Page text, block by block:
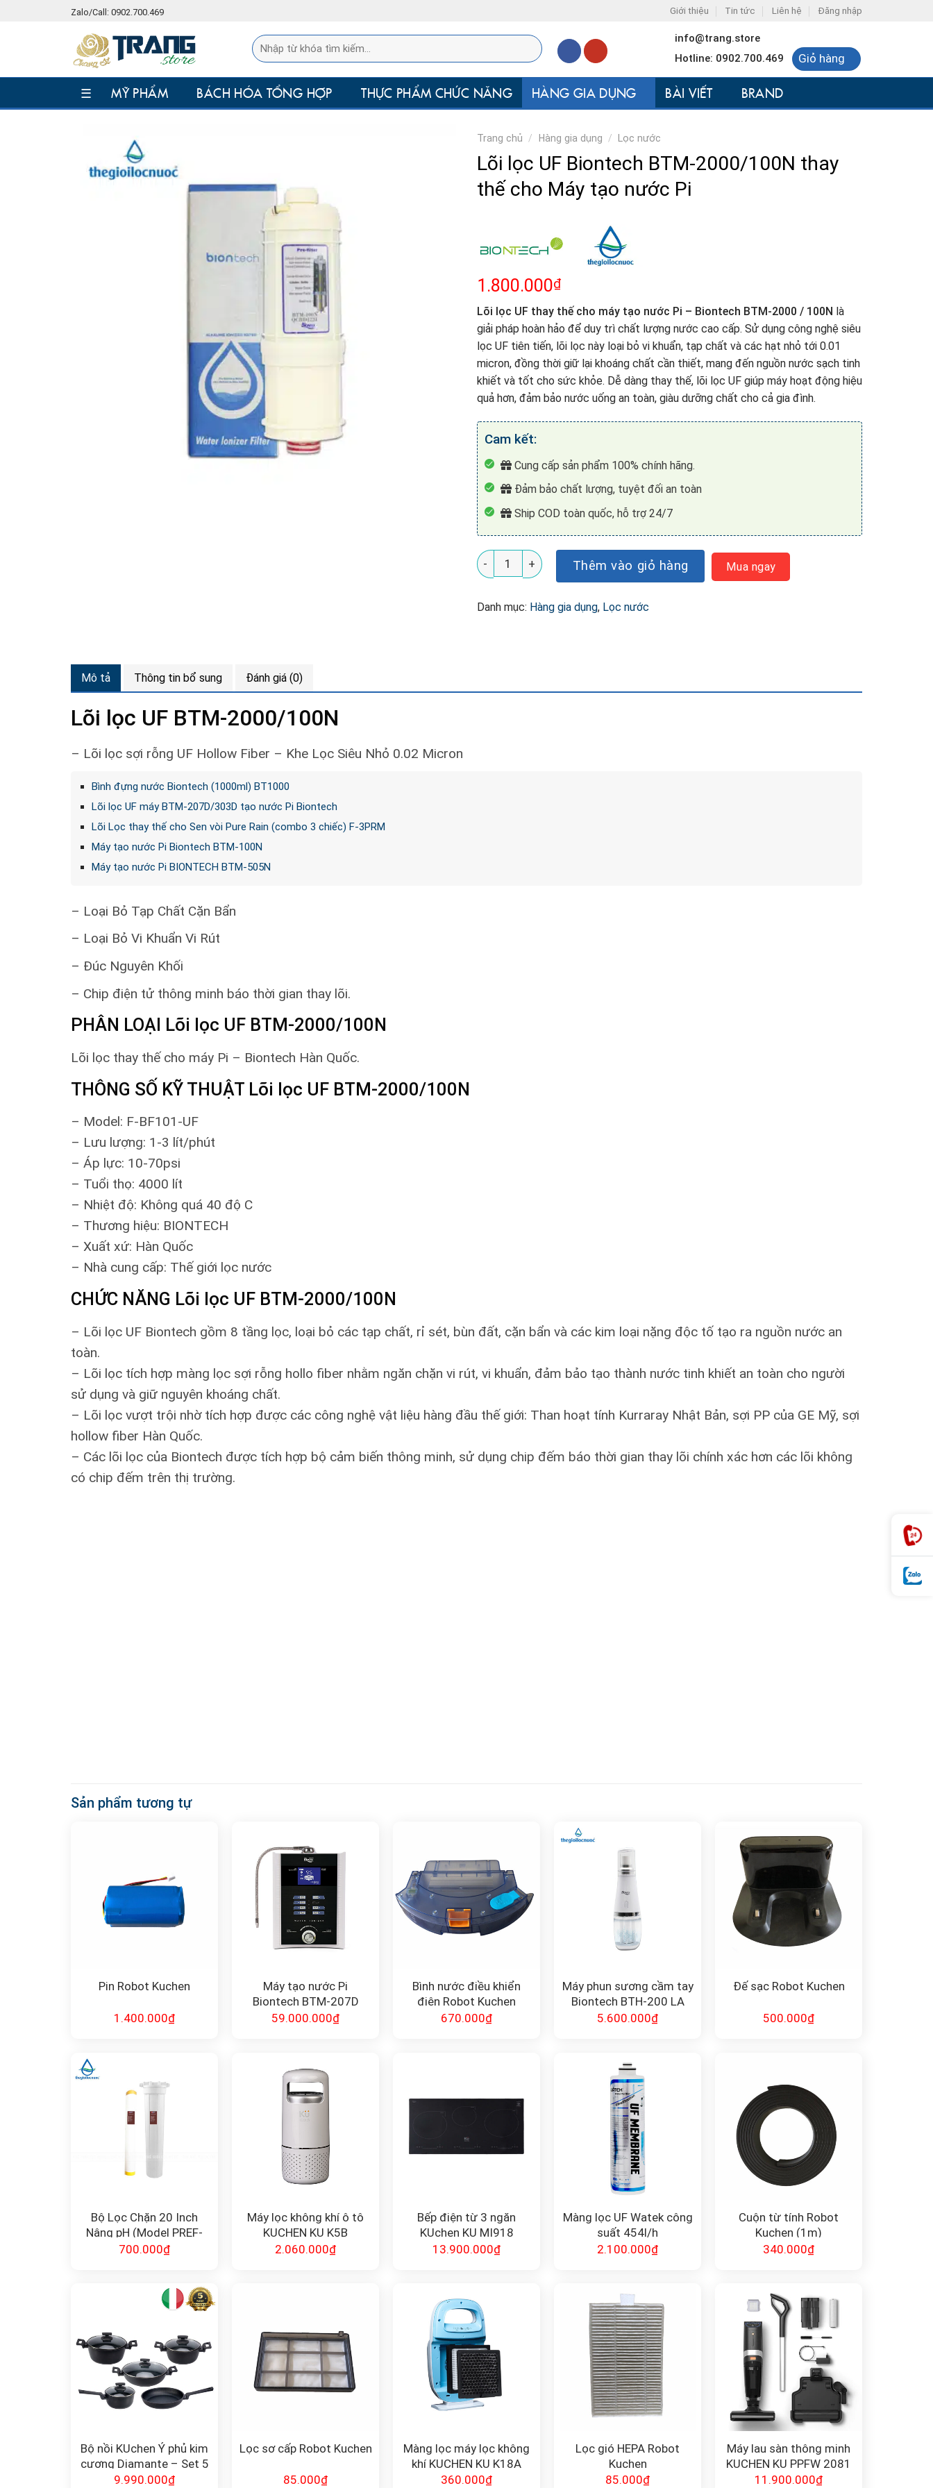
Zalo/Call: 0902.700.469 Giới thiệu Tin tức Liên hệ Đăng nhập
info@trang.store
Hotline: 0902.700.469
Giỏ hàng
☰ MỸ PHẨM BÁCH HÓA TỔNG HỢP THỰC PHẨM CHỨC NĂNG HÀNG GIA DỤNG BÀI VIẾT BRAND
Trang chủ / Hàng gia dụng / Lọc nước
Lõi lọc UF Biontech BTM-2000/100N thay
thế cho Máy tạo nước Pi
1.800.000₫
Lõi lọc UF thay thế cho máy tạo nước Pi – Biontech BTM-2000 / 100N là
giải pháp hoàn hảo để duy trì chất lượng nước cao cấp. Sử dụng công nghệ siêu
lọc UF tiên tiến, lõi lọc này loại bỏ vi khuẩn, tạp chất và các hạt nhỏ tới 0.01
micron, đồng thời giữ lại khoáng chất cần thiết, mang đến nguồn nước sạch tinh
khiết và tốt cho sức khỏe. Dễ dàng thay thế, lõi lọc UF giúp máy hoạt động hiệu
quả hơn, đảm bảo nước uống an toàn, giàu dưỡng chất cho cả gia đình.
Cam kết:
Cung cấp sản phẩm 100% chính hãng.
Đảm bảo chất lượng, tuyệt đối an toàn
Ship COD toàn quốc, hỗ trợ 24/7
Lõi lọc UF Biontech BTM-2000/100N thay thế cho Máy tạo nước Pi số lượng
Thêm vào giỏ hàng Mua ngay
Danh mục: Hàng gia dụng, Lọc nước
Mô tả Thông tin bổ sung Đánh giá (0)
Lõi lọc UF BTM-2000/100N
– Lõi lọc sợi rỗng UF Hollow Fiber – Khe Lọc Siêu Nhỏ 0.02 Micron
Bình đựng nước Biontech (1000ml) BT1000
Lõi lọc UF máy BTM-207D/303D tạo nước Pi Biontech
Lõi Lọc thay thế cho Sen vòi Pure Rain (combo 3 chiếc) F-3PRM
Máy tạo nước Pi Biontech BTM-100N
Máy tạo nước Pi BIONTECH BTM-505N
– Loại Bỏ Tạp Chất Cặn Bẩn
– Loại Bỏ Vi Khuẩn Vi Rút
– Đúc Nguyên Khối
– Chip điện tử thông minh báo thời gian thay lõi.
PHÂN LOẠI Lõi lọc UF BTM-2000/100N
Lõi lọc thay thế cho máy Pi – Biontech Hàn Quốc.
THÔNG SỐ KỸ THUẬT Lõi lọc UF BTM-2000/100N
– Model: F-BF101-UF
– Lưu lượng: 1-3 lít/phút
– Áp lực: 10-70psi
– Tuổi thọ: 4000 lít
– Nhiệt độ: Không quá 40 độ C
– Thương hiệu: BIONTECH
– Xuất xứ: Hàn Quốc
– Nhà cung cấp: Thế giới lọc nước
CHỨC NĂNG Lõi lọc UF BTM-2000/100N
– Lõi lọc UF Biontech gồm 8 tầng lọc, loại bỏ các tạp chất, rỉ sét, bùn đất, cặn bẩn và các kim loại nặng độc tố tạo ra nguồn nước an
toàn.
– Lõi lọc tích hợp màng lọc sợi rỗng hollo fiber nhằm ngăn chặn vi rút, vi khuẩn, đảm bảo tạo thành nước tinh khiết an toàn cho người
sử dụng và giữ nguyên khoáng chất.
– Lõi lọc vượt trội nhờ tích hợp được các công nghệ vật liệu hàng đầu thế giới: Than hoạt tính Kurraray Nhật Bản, sợi PP của GE Mỹ, sợi
hollow fiber Hàn Quốc.
– Các lõi lọc của Biontech được tích hợp bộ cảm biến thông minh, sử dụng chip đếm báo thời gian thay lõi chính xác hơn các lõi không
có chip đếm trên thị trường.
Sản phẩm tương tự
Pin Robot Kuchen
1.400.000₫
Máy tạo nước Pi
Biontech BTM-207D
59.000.000₫
Bình nước điều khiển
điện Robot Kuchen
670.000₫
Máy phun sương cầm tay
Biontech BTH-200 LA
SHIELD
5.600.000₫
Đế sạc Robot Kuchen
500.000₫
Bộ Lọc Chặn 20 Inch
Nâng pH (Model PREF-
PH-20) – Giải Pháp Cho
700.000₫
Máy lọc không khí ô tô
KUCHEN KU K5B
2.060.000₫
Bếp điện từ 3 ngăn
KUchen KU MI918
13.900.000₫
Màng lọc UF Watek công
suất 454l/h
2.100.000₫
Cuộn từ tính Robot
Kuchen (1m)
340.000₫
Bộ nồi KUchen Ý phủ kim
cương Diamante – Set 5
món
9.990.000₫
Lọc sơ cấp Robot Kuchen
85.000₫
Màng lọc máy lọc không
khí KUCHEN KU K18A
360.000₫
Lọc gió HEPA Robot
Kuchen
85.000₫
Máy lau sàn thông minh
KUCHEN KU PPFW 2081
11.900.000₫